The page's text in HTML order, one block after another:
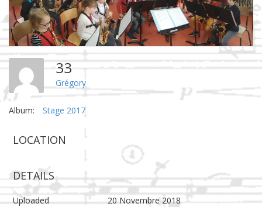
33
Grégory
Album: Stage 2017
LOCATION
DETAILS
Uploaded 20 Novembre 2018